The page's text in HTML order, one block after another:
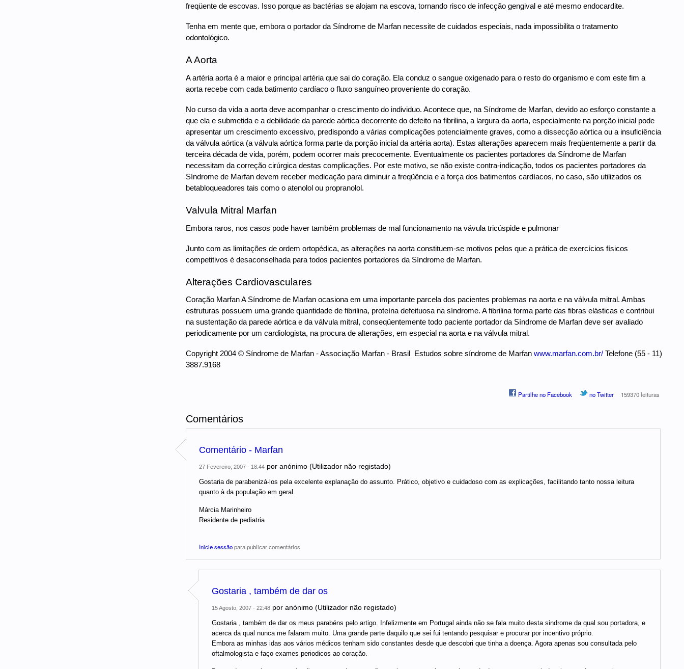
freqüente de escovas. Isso porque as bactérias se alojam na escova, tornando risco de infecção gengival e até mesmo endocardite.
Tenha em mente que, embora o portador da Síndrome de Marfan necessite de cuidados especiais, nada impossibilita o tratamento
odontológico.
A Aorta
A artéria aorta é a maior e principal artéria que sai do coração. Ela conduz o sangue oxigenado para o resto do organismo e com este fim a
aorta recebe com cada batimento cardíaco o fluxo sanguíneo proveniente do coração.
No curso da vida a aorta deve acompanhar o crescimento do individuo. Acontece que, na Síndrome de Marfan, devido ao esforço constante a
que ela e submetida e a debilidade da parede aórtica decorrente do defeito na fibrilina, a largura da aorta, especialmente na porção inicial pode
apresentar um crescimento excessivo, predispondo a várias complicações potencialmente graves, como a dissecção aórtica ou a insuficiência
da válvula aórtica (a válvula aórtica forma parte da porção inicial da artéria aorta). Estas alterações aparecem mais freqüentemente a partir da
terceira década de vida, porém, podem ocorrer mais precocemente. Eventualmente os pacientes portadores da Síndrome de Marfan
necessitam da correção cirúrgica destas complicações. Por este motivo, se não existe contra-indicação, todos os pacientes portadores da
Síndrome de Marfan devem receber medicação para diminuir a freqüência e a força dos batimentos cardíacos, no caso, são utilizados os
betabloqueadores tais como o atenolol ou propranolol.
Valvula Mitral Marfan
Embora raros, nos casos pode haver também problemas de mal funcionamento na vávula tricúspide e pulmonar
Junto com as limitações de ordem ortopédica, as alterações na aorta constituem-se motivos pelos que a prática de exercícios físicos
competitivos é desaconselhada para todos pacientes portadores da Síndrome de Marfan.
Alterações Cardiovasculares
Coração Marfan A Síndrome de Marfan ocasiona em uma importante parcela dos pacientes problemas na aorta e na válvula mitral. Ambas
estruturas possuem uma grande quantidade de fibrilina, proteína defeituosa na síndrome. A fibrilina forma parte das fibras elásticas e contribui
na sustentação da parede aórtica e da válvula mitral, conseqüentemente todo paciente portador da Síndrome de Marfan deve ser avaliado
periodicamente por um cardiologista, na procura de alterações, em especial na aorta e na válvula mitral.
Copyright 2004 © Síndrome de Marfan - Associação Marfan - Brasil  Estudos sobre síndrome de Marfan www.marfan.com.br/Telefone (55 - 11)
3887.9168 
Partilhe no Facebook no Twitter 159370 leituras
Comentários
Comentário - Marfan
27 Fevereiro, 2007 - 18:44por anónimo (Utilizador não registado)
Gostaria de parabenizá-los pela excelente explanação do assunto. Prático, objetivo e cuidadoso com as explicações, facilitando tanto nossa leitura
quanto à da população em geral.
Márcia Marinheiro
Residente de pediatria
Inicie sessãopara publicar comentários
Gostaria , também de dar os
15 Agosto, 2007 - 22:48por anónimo (Utilizador não registado)
Gostaria , também de dar os meus parabéns pelo artigo. Infelizmente em Portugal ainda não se fala muito desta sindrome da qual sou portadora, e
acerca da qual nunca me falaram muito. Uma grande parte daquilo que sei fui tentando pesquisar e procurar por incentivo próprio.
Embora as minhas idas aos vários médicos tenham sido constantes desde que descobri que tinha a doença. Agora apenas sou consultada pelo
oftalmologista e faço exames periodicos ao coração.